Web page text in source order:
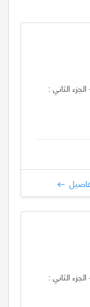
الثاني :
الثاني :